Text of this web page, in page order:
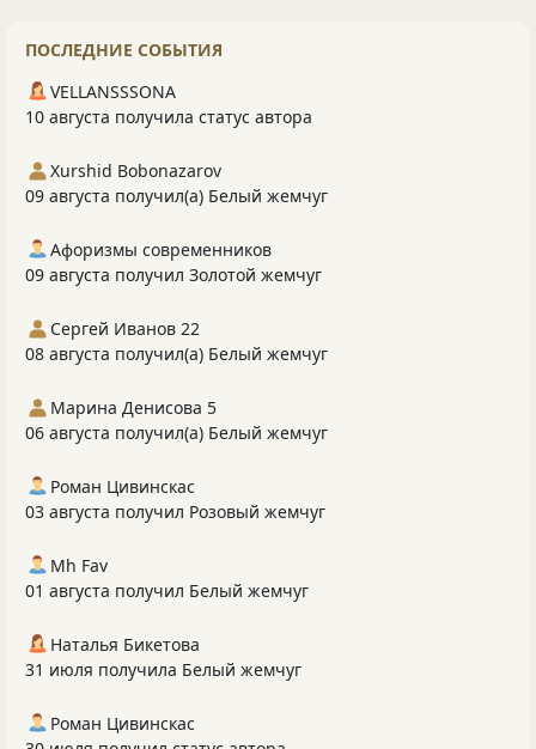
ПОСЛЕДНИЕ СОБЫТИЯ
VELLANSSSONA
10 августа получила статус автора
Xurshid Bobonazarov
09 августа получил(а) Белый жемчуг
Афоризмы современников
09 августа получил Золотой жемчуг
Сергей Иванов 22
08 августа получил(а) Белый жемчуг
Марина Денисова 5
06 августа получил(а) Белый жемчуг
Роман Цивинскас
03 августа получил Розовый жемчуг
Mh Fav
01 августа получил Белый жемчуг
Наталья Бикетова
31 июля получила Белый жемчуг
Роман Цивинскас